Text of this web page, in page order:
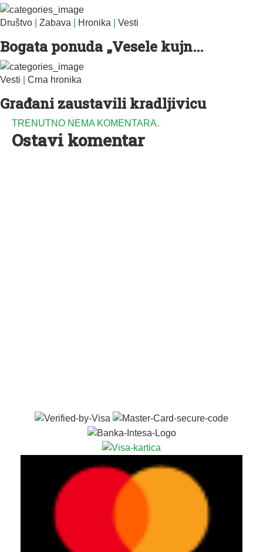
Društvo Zabava Hronika Vesti
Bogata ponuda „Vesele kujn...
Vesti Crna hronika
Građani zaustavili kradljivicu
TRENUTNO NEMA KOMENTARA.
Ostavi komentar